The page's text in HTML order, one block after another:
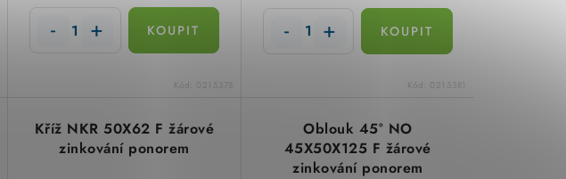
Kód: 0215378 Kód: 0215381
Kříž NKR 50X62 F žárové
zinkování ponorem
Oblouk 45° NO
45X50X125 F žárové
zinkování ponorem